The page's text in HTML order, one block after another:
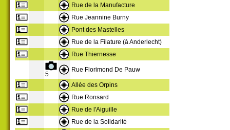
Rue de la Manufacture
Rue Jeannine Burny
Pont des Mastelles
Rue de la Filature (à Anderlecht)
Rue Thiernesse
5
Rue Florimond De Pauw
Allée des Orpins
Rue Ronsard
Rue de l'Aiguille
Rue de la Solidarité